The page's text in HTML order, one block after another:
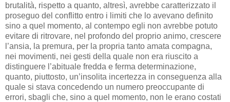
brutalità, rispetto a quanto, altresì, avrebbe caratterizzato il
proseguo del conflitto entro i limiti che lo avevano definito
sino a quel momento, al contempo egli non avrebbe potuto
evitare di ritrovare, nel profondo del proprio animo, crescere
l’ansia, la premura, per la propria tanto amata compagna,
nei movimenti, nei gesti della quale non era riuscito a
distinguere l’abituale fredda e ferma determinazione,
quanto, piuttosto, un’insolita incertezza in conseguenza alla
quale si stava concedendo un numero preoccupante di
errori, sbagli che, sino a quel momento, non le erano costati